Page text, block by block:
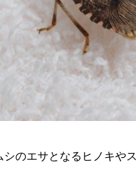
のエサとなるヒノキや